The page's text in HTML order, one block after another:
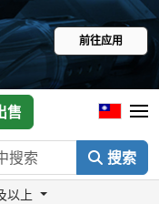
前往应用
搜索
售
以上